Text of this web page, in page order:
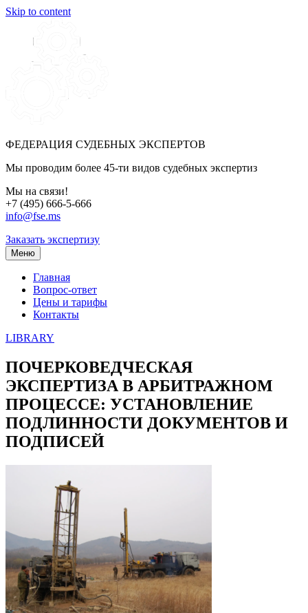
Skip to content
ФЕДЕРАЦИЯ СУДЕБНЫХ ЭКСПЕРТОВ
Мы проводим более 45-ти видов судебных экспертиз
Мы на связи!
+7 (495) 666-5-666
info@fse.ms
Заказать экспертизу
Меню
Главная
Вопрос-ответ
Цены и тарифы
Контакты
LIBRARY
ПОЧЕРКОВЕДЧЕСКАЯ
ЭКСПЕРТИЗА В АРБИТРАЖНОМ
ПРОЦЕССЕ: УСТАНОВЛЕНИЕ
ПОДЛИННОСТИ ДОКУМЕНТОВ И
ПОДПИСЕЙ